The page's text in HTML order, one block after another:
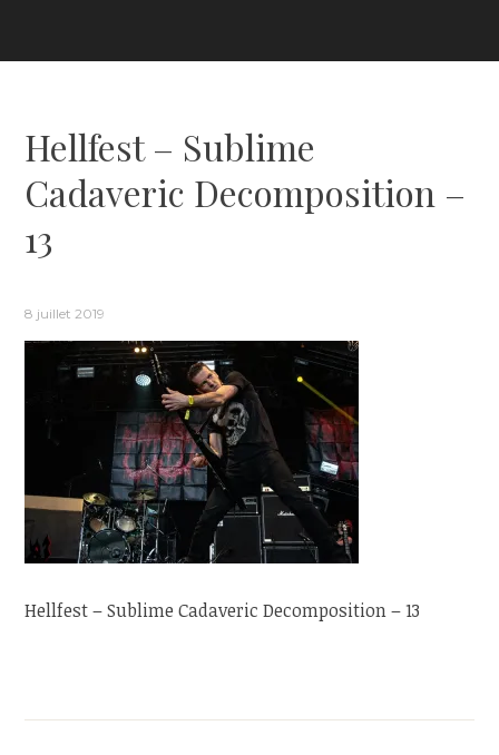
Hellfest – Sublime
Cadaveric Decomposition –
13
8 juillet 2019
Hellfest – Sublime Cadaveric Decomposition – 13